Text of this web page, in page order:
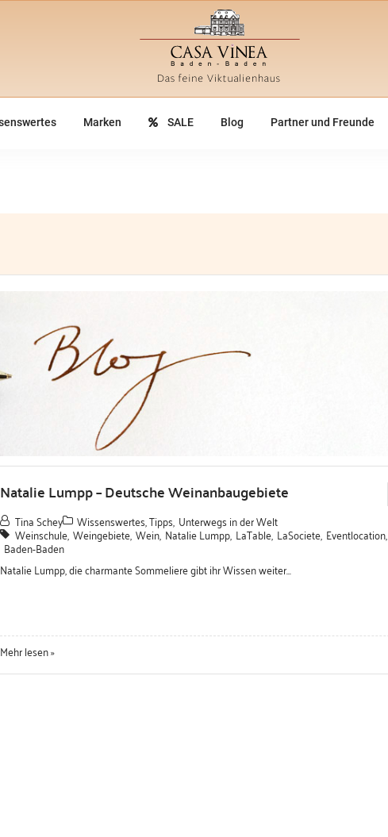
Marken SALE Blog Partner und Freunde
Natalie Lumpp – Deutsche Weinanbaugebiete
Tina Schey Wissenswertes, Tipps, Unterwegs in der Welt
Weinschule, Weingebiete, Wein, Natalie Lumpp, LaTable, LaSociete, Eventlocation,
Baden-Baden
Natalie Lumpp, die charmante Sommeliere gibt ihr Wissen weiter...
Mehr lesen »